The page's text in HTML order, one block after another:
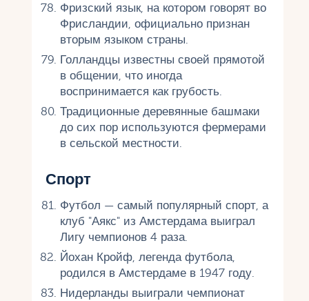
Фризский язык, на котором говорят во
Фрисландии, официально признан
вторым языком страны.
Голландцы известны своей прямотой
в общении, что иногда
воспринимается как грубость.
Традиционные деревянные башмаки
до сих пор используются фермерами
в сельской местности.
Спорт
Футбол — самый популярный спорт, а
клуб "Аякс" из Амстердама выиграл
Лигу чемпионов 4 раза.
Йохан Кройф, легенда футбола,
родился в Амстердаме в 1947 году.
Нидерланды выиграли чемпионат